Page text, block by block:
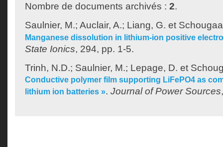
Nombre de documents archivés : 2.
Saulnier, M.; Auclair, A.; Liang, G. et
Manganese dissolution in lithium-ion positive
State Ionics, 294, pp. 1-5.
Trinh, N.D.; Saulnier, M.; Lepage, D. et
Conductive polymer film supporting LiFePO4 as
lithium ion batteries ». Journal of Power Sources